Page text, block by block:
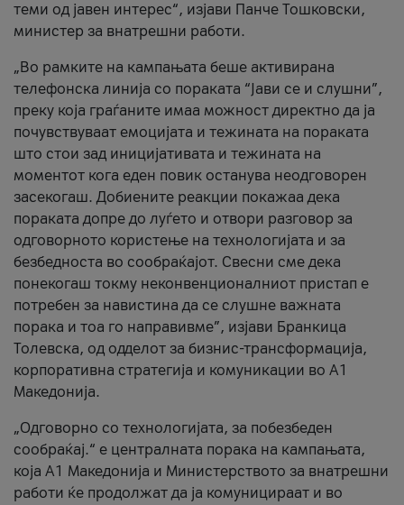
теми од јавен интерес“, изјави Панче Тошковски,
министер за внатрешни работи.
„Во рамките на кампањата беше активирана
телефонска линија со пораката “Јави се и слушни”,
преку која граѓаните имаа можност директно да ја
почувствуваат емоцијата и тежината на пораката
што стои зад иницијативата и тежината на
моментот кога еден повик останува неодговорен
засекогаш. Добиените реакции покажаа дека
пораката допре до луѓето и отвори разговор за
одговорното користење на технологијата и за
безбедноста во сообраќајот. Свесни сме дека
понекогаш токму неконвенционалниот пристап е
потребен за навистина да се слушне важната
порака и тоа го направивме”, изјави Бранкица
Толевска, од одделот за бизнис-трансформација,
корпоративна стратегија и комуникации во А1
Македонија.
„Одговорно со технологијата, за побезбеден
сообраќај.“ е централната порака на кампањата,
која A1 Македонија и Министерството за внатрешни
работи ќе продолжат да ја комуницираат и во